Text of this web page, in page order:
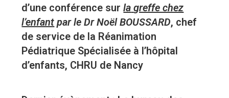
d’une conférence surla greffe chez
l’enfant par le Dr Noël BOUSSARD, chef
de service de la Réanimation
Pédiatrique Spécialisée à l’hôpital
d’enfants, CHRU de Nancy